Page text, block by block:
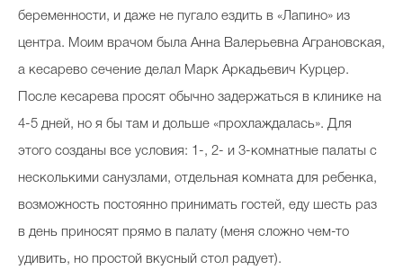
беременности, и даже не пугало ездить в «Лапино» из
центра. Моим врачом была Анна Валерьевна Аграновская,
а кесарево сечение делал Марк Аркадьевич Курцер.
После кесарева просят обычно задержаться в клинике на
4-5 дней, но я бы там и дольше «прохлаждалась». Для
этого созданы все условия: 1-, 2- и 3-комнатные палаты с
несколькими санузлами, отдельная комната для ребенка,
возможность постоянно принимать гостей, еду шесть раз
в день приносят прямо в палату (меня сложно чем-то
удивить, но простой вкусный стол радует).